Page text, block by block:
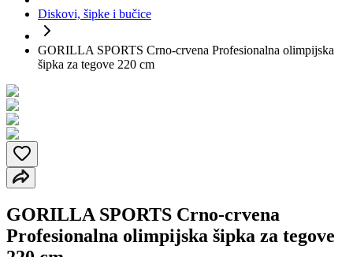
Diskovi, šipke i bučice
GORILLA SPORTS Crno-crvena Profesionalna olimpijska
šipka za tegove 220 cm
GORILLA SPORTS Crno-crvena
Profesionalna olimpijska šipka za tegove